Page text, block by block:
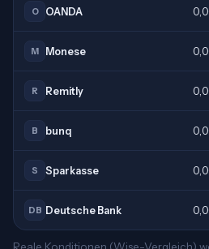
O OANDA
M Monese
R Remitly
B bunq
S Sparkasse
DB Deutsche Bank